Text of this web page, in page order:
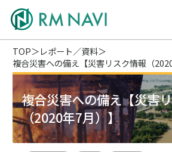
TOP
レポート／資料
複合災害への備え【災害リスク情報（
複合災害への備え【災害
（2020年7月）】